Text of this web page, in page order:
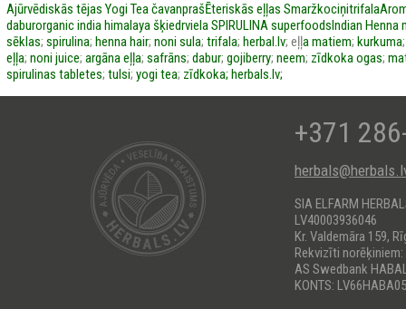
Ajūrvēdiskās tējas Yogi TeačavanprašĒteriskās eļļas Smaržkociņitrifala
daburorganic india himalayašķiedrvielaSPIRULINAsuperfoods Indian Henna
sēklas; spirulina; henna hair; noni sula; trifala; herbal.lv; eļļ a matiem; kurkuma
eļļa; noni juice; argāna eļļa; safrāns; dabur; gojiberry; neem; zīdkoka ogas;
spirulinas tabletes; tulsi; yogi tea; zīdkoka; herbals.lv;
+371
SIA ELFARM
LV40003936046
Kr. Valdemāra 159,
Rekvizīti norēķiniem:
AS Swedbank
KONTS: